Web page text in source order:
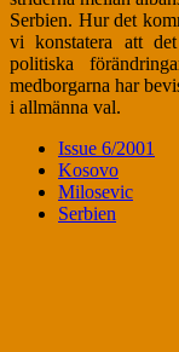
Serbien. Hur det
vi konstatera att
politiska
medborgarna har
i allmänna val.
Issue 6/2001
Kosovo
Milosevic
Serbien